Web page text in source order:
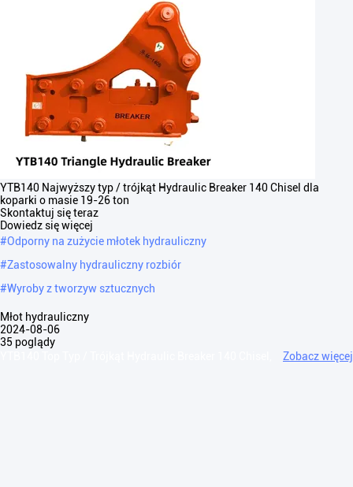
YTB140 Najwyższy typ / trójkąt Hydraulic Breaker 140 Chisel dla
koparki o masie 19-26 ton
Skontaktuj się teraz
Dowiedz się więcej
#Odporny na zużycie młotek hydrauliczny
#Zastosowalny hydrauliczny rozbiór
#Wyroby z tworzyw sztucznych
Młot hydrauliczny
2024-08-06
35 poglądy
Zobacz więcej